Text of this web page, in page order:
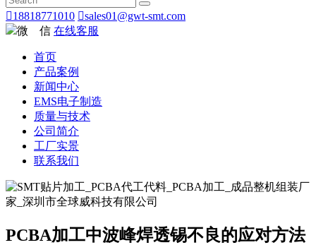
18818771010 sales01@gwt-smt.com
微 信 在线客服
首页
产品案例
新闻中心
EMS电子制造
质量与技术
公司简介
工厂实景
联系我们
PCBA加工中波峰焊透锡不良的应对方法